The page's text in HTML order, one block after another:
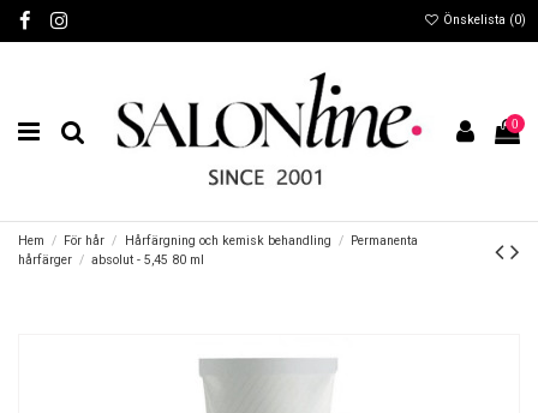
Önskelista (0)
0
Hem För hår Hårfärgning och kemisk behandling
Permanenta
hårfärger
absolut - 5,45 80 ml